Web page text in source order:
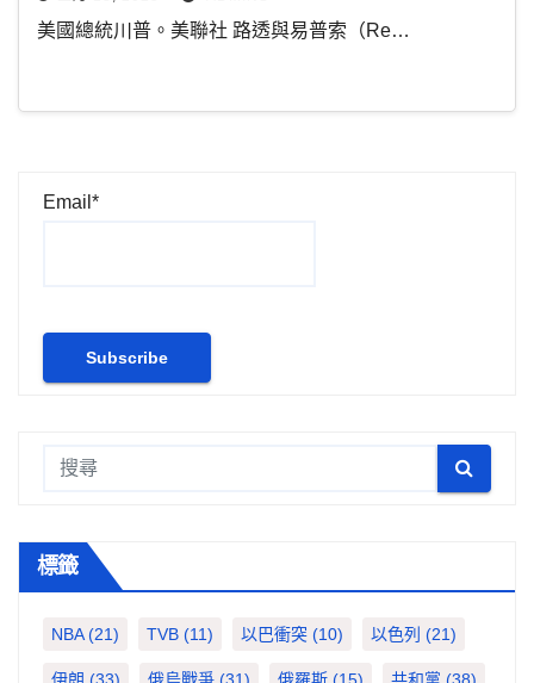
美國總統川普。美聯社 路透與易普索（Re…
Email*
標籤
NBA(21) TVB (11) 以巴衝突 (10) 以色列 (21)
伊朗 (33) 俄烏戰爭 (31) 俄羅斯 (15) 共和黨 (38)